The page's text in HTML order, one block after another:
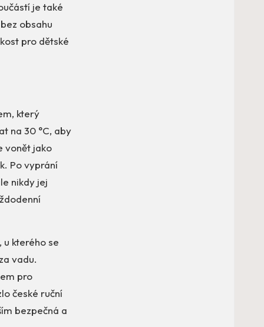
je také
obsahu
pro dětské
který
na 30 °C, aby
vonět jako
Po vyprání
nikdy jej
u kterého se
vadu.
pro
české ruční
bezpečná a